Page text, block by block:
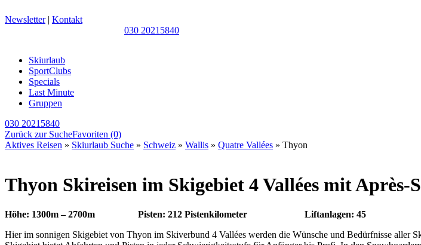
Newsletter| Kontakt
030 20215840
Skiurlaub
SportClubs
Specials
Last Minute
Gruppen
030 20215840
Zurück zur SucheFavoriten (0)
Aktives Reisen » Skiurlaub Suche » Schweiz » Wallis » Quatre Vallées » Thyon
Thyon Skireisen im Skigebiet 4 Vallées mit Après-
Höhe: 1300m – 2700m Pisten: 212 Pistenkilometer
Liftanlagen: 45
Hier im sonnigen Skigebiet von Thyon im Skiverbund 4 Vallées werden die Wünsche und Bedürfnisse aller